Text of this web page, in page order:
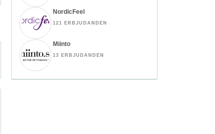
NordicFeel
121 ERBJUDANDEN
Miinto
13 ERBJUDANDEN